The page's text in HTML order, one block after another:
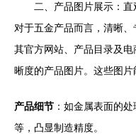
二、产品图片展示：
对于五金产品而言，清晰
其官方网站、产品目录及
晰度的产品图片。这些图片
产品细节 ：如金属表面的
等，凸显制造精度。